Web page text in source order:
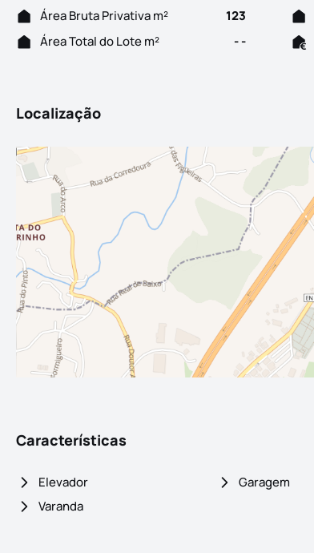
Área Bruta Privativa m²
123
Área Total do Lote m²
- -
Localização
Características
Elevador Garagem
Varanda